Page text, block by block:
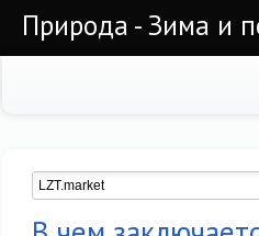
Природа - Зима и